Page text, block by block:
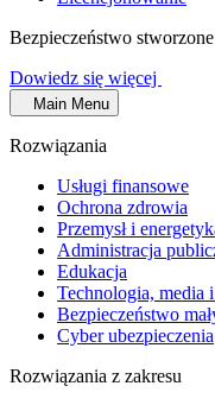
Bezpieczeństwo
Dowiedz się więcej
Main Menu
Rozwiązania
Usługi finansowe
Ochrona zdrowia
Przemysł i
Administracja
Edukacja
Technologia, media
Bezpieczeństwo
Cyber ubezpieczenia
Rozwiązania z zakresu